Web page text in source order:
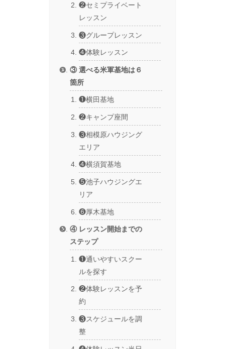
❷セミプライベート
レッスン
❸グループレッスン
❹体験レッスン
③ 選べる米軍基地は６
箇所
❶横田基地
❷キャンプ座間
❸相模原ハウジング
エリア
❹横須賀基地
❺池子ハウジングエ
リア
❻厚木基地
④ レッスン開始までの
ステップ
❶通いやすいスクー
ルを探す
❷体験レッスンを予
約
❸スケジュールを調
整